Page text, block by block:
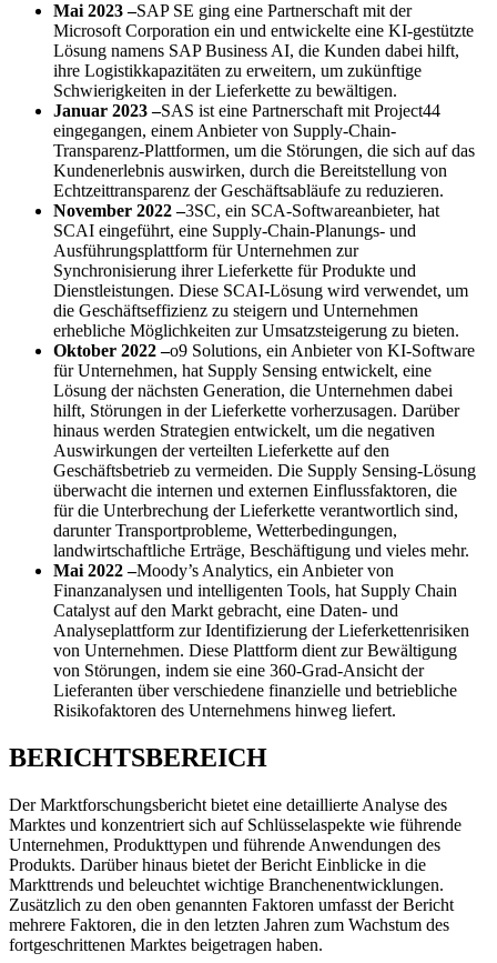
Mai 2023 –SAP SE ging eine Partnerschaft mit der
Microsoft Corporation ein und entwickelte eine KI-gestützte
Lösung namens SAP Business AI, die Kunden dabei hilft,
ihre Logistikkapazitäten zu erweitern, um zukünftige
Schwierigkeiten in der Lieferkette zu bewältigen.
Januar 2023 –SAS ist eine Partnerschaft mit Project44
eingegangen, einem Anbieter von Supply-Chain-
Transparenz-Plattformen, um die Störungen, die sich auf das
Kundenerlebnis auswirken, durch die Bereitstellung von
Echtzeittransparenz der Geschäftsabläufe zu reduzieren.
November 2022 –3SC, ein SCA-Softwareanbieter, hat
SCAI eingeführt, eine Supply-Chain-Planungs- und
Ausführungsplattform für Unternehmen zur
Synchronisierung ihrer Lieferkette für Produkte und
Dienstleistungen. Diese SCAI-Lösung wird verwendet, um
die Geschäftseffizienz zu steigern und Unternehmen
erhebliche Möglichkeiten zur Umsatzsteigerung zu bieten.
Oktober 2022 –o9 Solutions, ein Anbieter von KI-Software
für Unternehmen, hat Supply Sensing entwickelt, eine
Lösung der nächsten Generation, die Unternehmen dabei
hilft, Störungen in der Lieferkette vorherzusagen. Darüber
hinaus werden Strategien entwickelt, um die negativen
Auswirkungen der verteilten Lieferkette auf den
Geschäftsbetrieb zu vermeiden. Die Supply Sensing-Lösung
überwacht die internen und externen Einflussfaktoren, die
für die Unterbrechung der Lieferkette verantwortlich sind,
darunter Transportprobleme, Wetterbedingungen,
landwirtschaftliche Erträge, Beschäftigung und vieles mehr.
Mai 2022 –Moody’s Analytics, ein Anbieter von
Finanzanalysen und intelligenten Tools, hat Supply Chain
Catalyst auf den Markt gebracht, eine Daten- und
Analyseplattform zur Identifizierung der Lieferkettenrisiken
von Unternehmen. Diese Plattform dient zur Bewältigung
von Störungen, indem sie eine 360-Grad-Ansicht der
Lieferanten über verschiedene finanzielle und betriebliche
Risikofaktoren des Unternehmens hinweg liefert.
BERICHTSBEREICH
Der Marktforschungsbericht bietet eine detaillierte Analyse des
Marktes und konzentriert sich auf Schlüsselaspekte wie führende
Unternehmen, Produkttypen und führende Anwendungen des
Produkts. Darüber hinaus bietet der Bericht Einblicke in die
Markttrends und beleuchtet wichtige Branchenentwicklungen.
Zusätzlich zu den oben genannten Faktoren umfasst der Bericht
mehrere Faktoren, die in den letzten Jahren zum Wachstum des
fortgeschrittenen Marktes beigetragen haben.